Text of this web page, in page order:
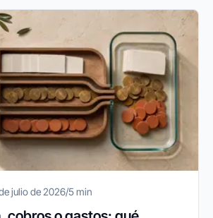
julio de 2026/5 min